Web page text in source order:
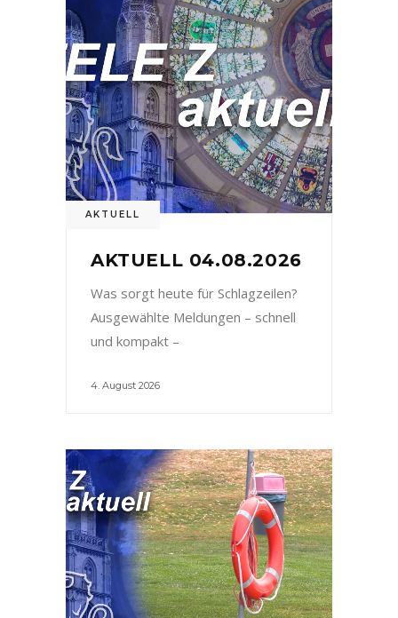
AKTUELL
AKTUELL 04.08.2026
Was sorgt heute für Schlagzeilen?
Ausgewählte Meldungen – schnell
und kompakt –
4. August 2026